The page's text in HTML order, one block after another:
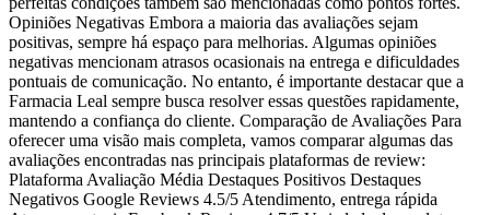
Opiniões Negativas Embora a maioria das avaliações sejam
positivas, sempre há espaço para melhorias. Algumas opiniões
negativas mencionam atrasos ocasionais na entrega e dificuldades
pontuais de comunicação. No entanto, é importante destacar que a
Farmacia Leal sempre busca resolver essas questões rapidamente,
mantendo a confiança do cliente. Comparação de Avaliações Para
oferecer uma visão mais completa, vamos comparar algumas das
avaliações encontradas nas principais plataformas de review:
Plataforma Avaliação Média Destaques Positivos Destaques
Negativos Google Reviews 4.5/5 Atendimento, entrega rápida